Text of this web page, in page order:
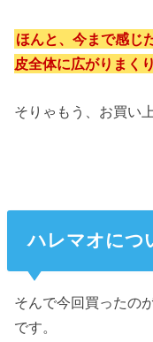
ほんと、今まで感じ
皮全体に広がりまく
そりゃもう、お買い
ハレマオにつ
そんで今回買ったの
です。